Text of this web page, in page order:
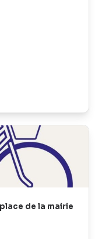
de la mairie